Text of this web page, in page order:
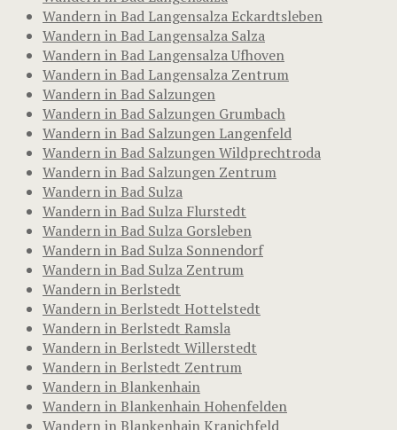
Wandern in Bad Langensalza Eckardtsleben
Wandern in Bad Langensalza Salza
Wandern in Bad Langensalza Ufhoven
Wandern in Bad Langensalza Zentrum
Wandern in Bad Salzungen
Wandern in Bad Salzungen Grumbach
Wandern in Bad Salzungen Langenfeld
Wandern in Bad Salzungen Wildprechtroda
Wandern in Bad Salzungen Zentrum
Wandern in Bad Sulza
Wandern in Bad Sulza Flurstedt
Wandern in Bad Sulza Gorsleben
Wandern in Bad Sulza Sonnendorf
Wandern in Bad Sulza Zentrum
Wandern in Berlstedt
Wandern in Berlstedt Hottelstedt
Wandern in Berlstedt Ramsla
Wandern in Berlstedt Willerstedt
Wandern in Berlstedt Zentrum
Wandern in Blankenhain
Wandern in Blankenhain Hohenfelden
Wandern in Blankenhain Kranichfeld